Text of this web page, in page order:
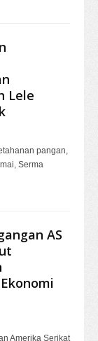
Lele
pangan,
Serma
AS
Amerika Serikat